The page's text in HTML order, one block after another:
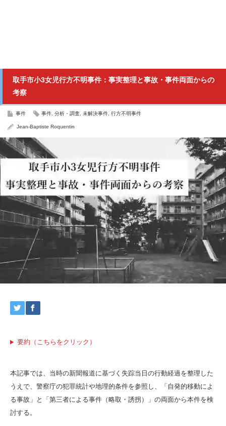
取手市小3女児行方不明事件：事実整理と事故・事件両面からの
考察
事件 事件 分析・調査 未解決事件 行方不明事件
Jean-Baptiste Roquentin
要約（こちらをクリック）
本記事では、当時の新聞報道に基づく失踪当日の行動経過を整理した
うえで、警察庁の犯罪統計や地理的条件を参照し、「自発的移動によ
る事故」と「第三者による事件（略取・誘拐）」の両面から本件を検
討する。